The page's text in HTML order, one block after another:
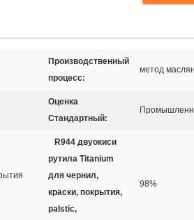
Производственный
процесс:
метод
Оценка
Стандартный:
R944 двуокиси
рутила Titanium
для чернил,
краски, покрытия,
palstic,
98%